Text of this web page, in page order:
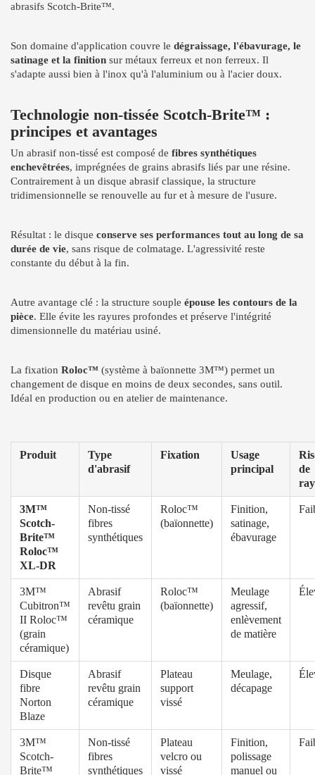
abrasifs Scotch-Brite™.
Son domaine d'application couvre le dégraissage, l'ébavurage, le
satinage et la finition sur métaux ferreux et non ferreux. Il
s'adapte aussi bien à l'inox qu'à l'aluminium ou à l'acier doux.
Technologie non-tissée Scotch-Brite™ :
principes et avantages
Un abrasif non-tissé est composé de fibres synthétiques
enchevêtrées, imprégnées de grains abrasifs liés par une résine.
Contrairement à un disque abrasif classique, la structure
tridimensionnelle se renouvelle au fur et à mesure de l'usure.
Résultat : le disque conserve ses performances tout au long de sa
durée de vie, sans risque de colmatage. L'agressivité reste
constante du début à la fin.
Autre avantage clé : la structure souple épouse les contours de la
pièce. Elle évite les rayures profondes et préserve l'intégrité
dimensionnelle du matériau usiné.
La fixation Roloc™ (système à baïonnette 3M™) permet un
changement de disque en moins de deux secondes, sans outil.
Idéal en production ou en atelier de maintenance.
Produit
Type
d'abrasif
Fixation
Usage
principal
de
3M™
Scotch-
Brite™
Roloc™
XL-DR
Non-tissé
fibres
synthétiques
Roloc™
(baïonnette)
Finition,
satinage,
ébavurage
3M™
Cubitron™
II Roloc™
(grain
céramique)
Abrasif
revêtu grain
céramique
Roloc™
(baïonnette)
Meulage
agressif,
enlèvement
de matière
Disque
fibre
Norton
Blaze
Abrasif
revêtu grain
céramique
Plateau
support
vissé
Meulage,
décapage
3M™
Scotch-
Brite™
Non-tissé
fibres
synthétiques
Plateau
velcro ou
vissé
Finition,
polissage
manuel ou